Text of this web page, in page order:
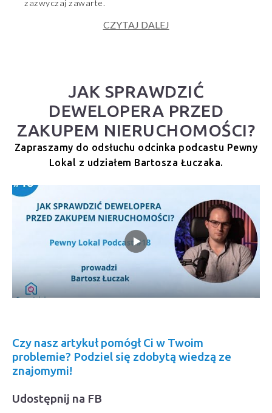
zazwyczaj zawarte.
CZYTAJ DALEJ
JAK SPRAWDZIĆ
DEWELOPERA PRZED
ZAKUPEM NIERUCHOMOŚCI?
Zapraszamy do odsłuchu odcinka podcastu Pewny
Lokal z udziałem Bartosza Łuczaka.
Czy nasz artykuł pomógł Ci w Twoim
problemie? Podziel się zdobytą wiedzą ze
znajomymi!
Udostępnij na FB